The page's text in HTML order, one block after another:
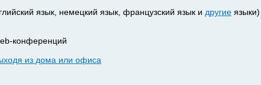
язык, немецкий язык, французский язык и другие языки)
конференций
из дома или офиса